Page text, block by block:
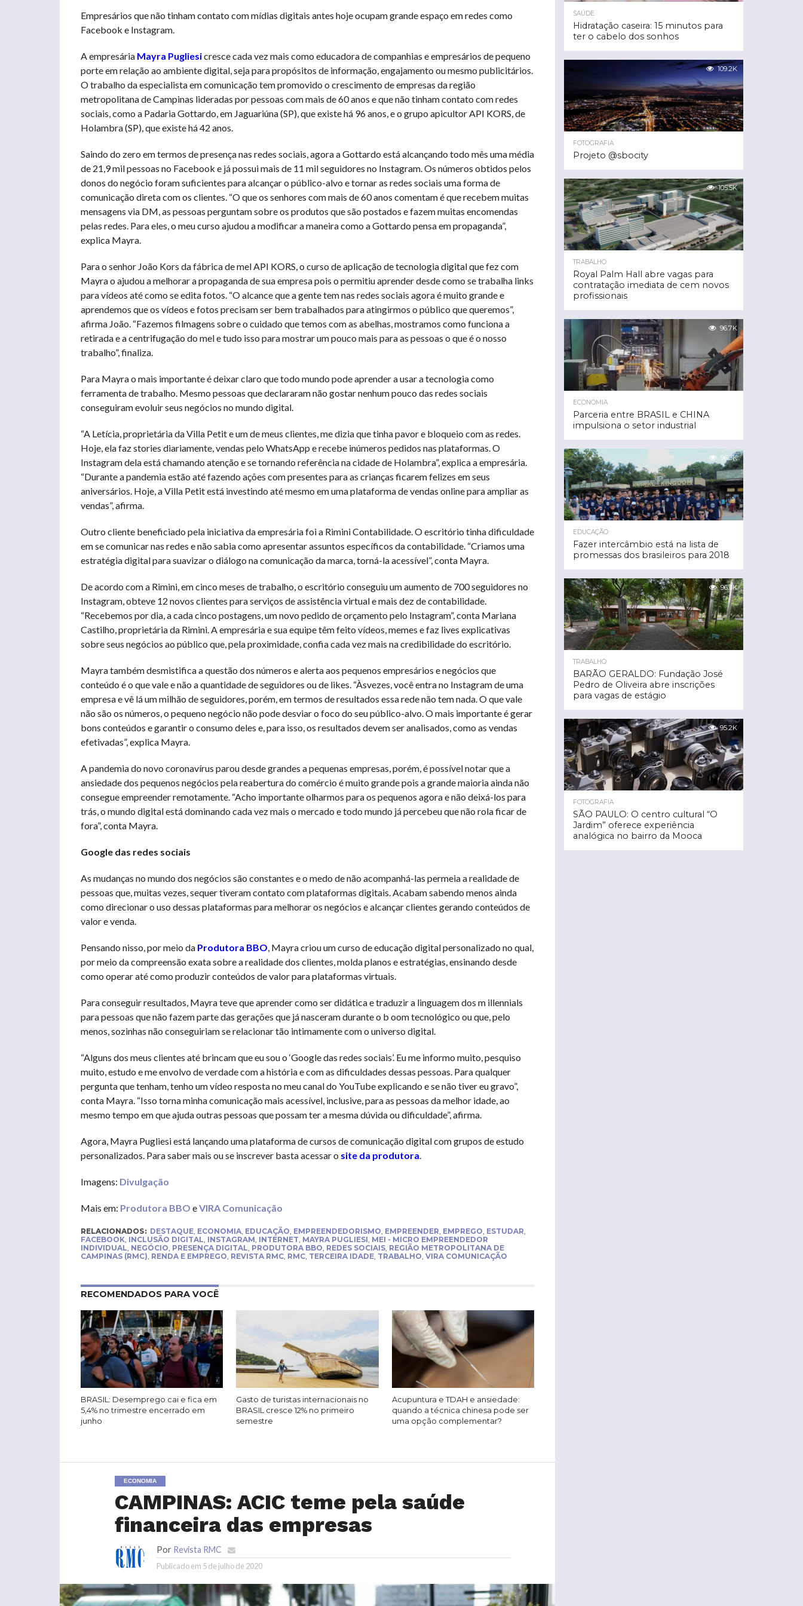
Empresários que não tinham contato com mídias digitais antes hoje ocupam grande espaço em redes como
Facebook e Instagram.
A empresária Mayra Pugliesicresce cada vez mais como educadora de companhias e empresários de pequeno
porte em relação ao ambiente digital, seja para propósitos de informação, engajamento ou mesmo publicitários.
O trabalho da especialista em comunicação tem promovido o crescimento de empresas da região
metropolitana de Campinas lideradas por pessoas com mais de 60 anos e que não tinham contato com redes
sociais, como a Padaria Gottardo, em Jaguariúna (SP), que existe há 96 anos, e o grupo apicultor API KORS, de
Holambra (SP), que existe há 42 anos.
Saindo do zero em termos de presença nas redes sociais, agora a Gottardo está alcançando todo mês uma média
de 21,9 mil pessoas no Facebook e já possui mais de 11 mil seguidores no Instagram. Os números obtidos pelos
donos do negócio foram suficientes para alcançar o público-alvo e tornar as redes sociais uma forma de
comunicação direta com os clientes. “O que os senhores com mais de 60 anos comentam é que recebem muitas
mensagens via DM, as pessoas perguntam sobre os produtos que são postados e fazem muitas encomendas
pelas redes. Para eles, o meu curso ajudou a modificar a maneira como a Gottardo pensa em propaganda”,
explica Mayra.
Para o senhor João Kors da fábrica de mel API KORS, o curso de aplicação de tecnologia digital que fez com
Mayra o ajudou a melhorar a propaganda de sua empresa pois o permitiu aprender desde como se trabalha links
para vídeos até como se edita fotos. “O alcance que a gente tem nas redes sociais agora é muito grande e
aprendemos que os vídeos e fotos precisam ser bem trabalhados para atingirmos o público que queremos”,
afirma João. “Fazemos filmagens sobre o cuidado que temos com as abelhas, mostramos como funciona a
retirada e a centrifugação do mel e tudo isso para mostrar um pouco mais para as pessoas o que é o nosso
trabalho”, finaliza.
Para Mayra o mais importante é deixar claro que todo mundo pode aprender a usar a tecnologia como
ferramenta de trabalho. Mesmo pessoas que declararam não gostar nenhum pouco das redes sociais
conseguiram evoluir seus negócios no mundo digital.
“A Letícia, proprietária da Villa Petit e um de meus clientes, me dizia que tinha pavor e bloqueio com as redes.
Hoje, ela faz stories diariamente, vendas pelo WhatsApp e recebe inúmeros pedidos nas plataformas. O
Instagram dela está chamando atenção e se tornando referência na cidade de Holambra”, explica a empresária.
“Durante a pandemia estão até fazendo ações com presentes para as crianças ficarem felizes em seus
aniversários. Hoje, a Villa Petit está investindo até mesmo em uma plataforma de vendas online para ampliar as
vendas”, afirma.
Outro cliente beneficiado pela iniciativa da empresária foi a Rimini Contabilidade. O escritório tinha dificuldade
em se comunicar nas redes e não sabia como apresentar assuntos específicos da contabilidade. “Criamos uma
estratégia digital para suavizar o diálogo na comunicação da marca, torná-la acessível”, conta Mayra.
De acordo com a Rimini, em cinco meses de trabalho, o escritório conseguiu um aumento de 700 seguidores no
Instagram, obteve 12 novos clientes para serviços de assistência virtual e mais dez de contabilidade.
“Recebemos por dia, a cada cinco postagens, um novo pedido de orçamento pelo Instagram”, conta Mariana
Castilho, proprietária da Rimini. A empresária e sua equipe têm feito vídeos, memes e faz lives explicativas
sobre seus negócios ao público que, pela proximidade, confia cada vez mais na credibilidade do escritório.
Mayra também desmistifica a questão dos números e alerta aos pequenos empresários e negócios que
conteúdo é o que vale e não a quantidade de seguidores ou de likes. “Àsvezes, você entra no Instagram de uma
empresa e vê lá um milhão de seguidores, porém, em termos de resultados essa rede não tem nada. O que vale
não são os números, o pequeno negócio não pode desviar o foco do seu público-alvo. O mais importante é gerar
bons conteúdos e garantir o consumo deles e, para isso, os resultados devem ser analisados, como as vendas
efetivadas”, explica Mayra.
A pandemia do novo coronavírus parou desde grandes a pequenas empresas, porém, é possível notar que a
ansiedade dos pequenos negócios pela reabertura do comércio é muito grande pois a grande maioria ainda não
consegue empreender remotamente. “Acho importante olharmos para os pequenos agora e não deixá-los para
trás, o mundo digital está dominando cada vez mais o mercado e todo mundo já percebeu que não rola ficar de
fora”, conta Mayra.
Google das redes sociais
As mudanças no mundo dos negócios são constantes e o medo de não acompanhá-las permeia a realidade de
pessoas que, muitas vezes, sequer tiveram contato com plataformas digitais. Acabam sabendo menos ainda
como direcionar o uso dessas plataformas para melhorar os negócios e alcançar clientes gerando conteúdos de
valor e venda.
Pensando nisso, por meio da Produtora BBO, Mayra criou um curso de educação digital personalizado no qual,
por meio da compreensão exata sobre a realidade dos clientes, molda planos e estratégias, ensinando desde
como operar até como produzir conteúdos de valor para plataformas virtuais.
Para conseguir resultados, Mayra teve que aprender como ser didática e traduzir a linguagem dos m illennials
para pessoas que não fazem parte das gerações que já nasceram durante o b oom tecnológico ou que, pelo
menos, sozinhas não conseguiriam se relacionar tão intimamente com o universo digital.
“Alguns dos meus clientes até brincam que eu sou o ‘Google das redes sociais’. Eu me informo muito, pesquiso
muito, estudo e me envolvo de verdade com a história e com as dificuldades dessas pessoas. Para qualquer
pergunta que tenham, tenho um vídeo resposta no meu canal do YouTube explicando e se não tiver eu gravo”,
conta Mayra. “Isso torna minha comunicação mais acessível, inclusive, para as pessoas da melhor idade, ao
mesmo tempo em que ajuda outras pessoas que possam ter a mesma dúvida ou dificuldade”, afirma.
Agora, Mayra Pugliesi está lançando uma plataforma de cursos de comunicação digital com grupos de estudo
personalizados. Para saber mais ou se inscrever basta acessar o site da produtora.
Imagens: Divulgação
Mais em: Produtora BBO eVIRA Comunicação
RELACIONADOS: DESTAQUE, ECONOMIA, EDUCAÇÃO, EMPREENDEDORISMO, EMPREENDER, EMPREGO, ESTUDAR,
FACEBOOK, INCLUSÃO DIGITAL, INSTAGRAM, INTERNET, MAYRA PUGLIESI, MEI - MICRO EMPREENDEDOR
INDIVIDUAL, NEGÓCIO, PRESENÇA DIGITAL, PRODUTORA BBO, REDES SOCIAIS, REGIÃO METROPOLITANA DE
CAMPINAS (RMC), RENDA E EMPREGO, REVISTA RMC, RMC, TERCEIRA IDADE, TRABALHO, VIRA COMUNICAÇÃO
RECOMENDADOS PARA VOCÊ
BRASIL: Desemprego cai e fica em
5,4% no trimestre encerrado em
junho
Gasto de turistas internacionais no
BRASIL cresce 12% no primeiro
semestre
Acupuntura e TDAH e ansiedade:
quando a técnica chinesa pode ser
uma opção complementar?
ECONOMIA
CAMPINAS: ACIC teme pela saúde
financeira das empresas
Por Revista RMC
Publicado em 5 de julho de 2020
SAÚDE
Hidratação caseira: 15 minutos para
ter o cabelo dos sonhos
109.2K
FOTOGRAFIA
Projeto @sbocity
105.5K
TRABALHO
Royal Palm Hall abre vagas para
contratação imediata de cem novos
profissionais
96.7K
ECONOMIA
Parceria entre BRASIL e CHINA
impulsiona o setor industrial
96.3K
EDUCAÇÃO
Fazer intercâmbio está na lista de
promessas dos brasileiros para 2018
96.3K
TRABALHO
BARÃO GERALDO: Fundação José
Pedro de Oliveira abre inscrições
para vagas de estágio
95.2K
FOTOGRAFIA
SÃO PAULO: O centro cultural “O
Jardim” oferece experiência
analógica no bairro da Mooca